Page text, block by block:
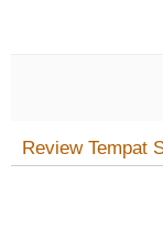
Review Tempat